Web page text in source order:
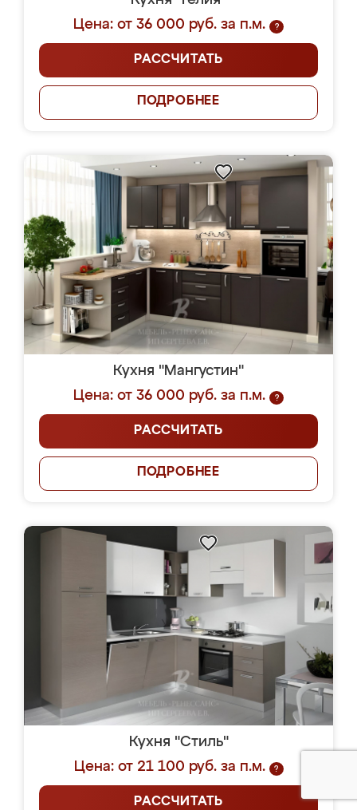
Цена: от 36 000 руб. за п.м.
?
РАССЧИТАТЬ
ПОДРОБНЕЕ
Кухня "Мангустин"
Цена: от 36 000 руб. за п.м.
?
РАССЧИТАТЬ
ПОДРОБНЕЕ
Кухня "Стиль"
Цена: от 21 100 руб. за п.м.
?
РАССЧИТАТЬ